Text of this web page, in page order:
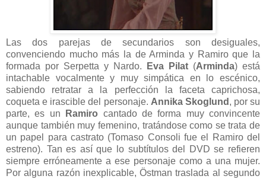
Las dos parejas de secundarios son desiguales,
convenciendo mucho más la de Arminda y Ramiro que la
formada por Serpetta y Nardo.
Eva Pilat (Arminda) está
intachable vocalmente y muy simpática en lo escénico,
sabiendo retratar a la perfección la faceta caprichosa,
coqueta e irascible del personaje. Annika Skoglund , por su
parte, es un
Ramiro cantado de forma muy convincente
aunque también muy femenino, tratándose como se trata de
un papel para castrato (Tomaso Consoli fue el Ramiro del
estreno). Tan es así que lo subtítulos del DVD se refieren
siempre erróneamente a ese personaje como a una mujer.
Por alguna razón inexplicable, Östman traslada al segundo